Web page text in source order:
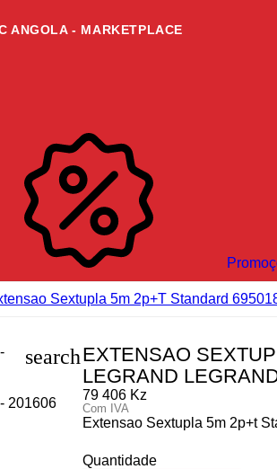
ANGOLA - MARKETPLACE
Sextupla 5m 2p+t Standard
searchEXTENSAO
LEGRAND
79 406 Kz
Com IVA
Extensao Sextupla 5m 2p+t
Quantidade